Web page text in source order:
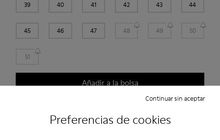
Preferencias de cookies
Continuar sin aceptar
39 40 41 42 43 44
45 46 47 48 49 50
51
Añadir a la bolsa
Garantía de por vida